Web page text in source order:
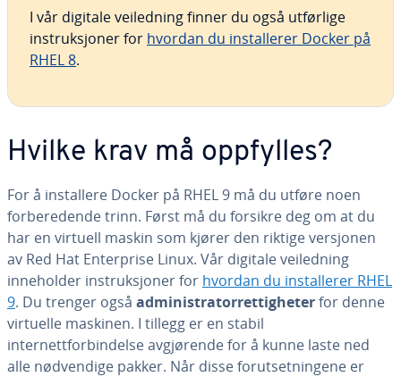
I vår digitale veiledning finner du også utførlige
instruksjoner for hvordan du installerer Docker på
RHEL 8.
Hvilke krav må oppfylles?
For å installere Docker på RHEL 9 må du utføre noen
forberedende trinn. Først må du forsikre deg om at du
har en virtuell maskin som kjører den riktige versjonen
av Red Hat Enterprise Linux. Vår digitale veiledning
inneholder instruksjoner for hvordan du installerer RHEL
9. Du trenger også administratorrettigheterfor denne
virtuelle maskinen. I tillegg er en stabil
internettforbindelse avgjørende for å kunne laste ned
alle nødvendige pakker. Når disse forutsetningene er